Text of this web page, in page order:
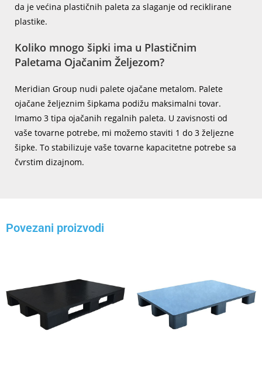
da je većina plastičnih paleta za slaganje od reciklirane
plastike.
Koliko mnogo šipki ima u Plastičnim
Paletama Ojačanim Željezom?
Meridian Group nudi palete ojačane metalom. Palete
ojačane željeznim šipkama podižu maksimalni tovar.
Imamo 3 tipa ojačanih regalnih paleta. U zavisnosti od
vaše tovarne potrebe, mi možemo staviti 1 do 3 željezne
šipke. To stabilizuje vaše tovarne kapacitetne potrebe sa
čvrstim dizajnom.
Povezani proizvodi